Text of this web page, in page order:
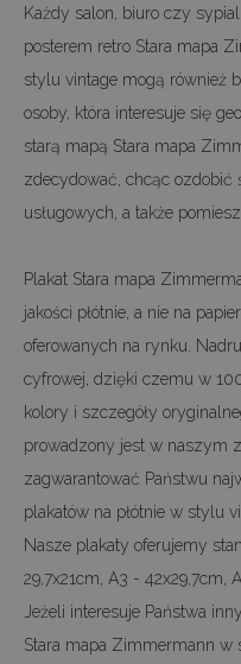
Każdy salon, biuro czy
posterem retro Stara mapa
stylu vintage mogą również
osoby, która interesuje się
starą mapą Stara mapa
zdecydować, chcąc
usługowych, a także
Plakat Stara mapa
jakości płótnie, a nie na
oferowanych na rynku.
cyfrowej, dzięki czemu w
kolory i szczegóły
prowadzony jest w naszym
zagwarantować Państwu
plakatów na płótnie w stylu
Nasze plakaty oferujemy
29,7x21cm, A3 - 42x29,7cm,
Jeżeli interesuje Państwa
Stara mapa Zimmermann w